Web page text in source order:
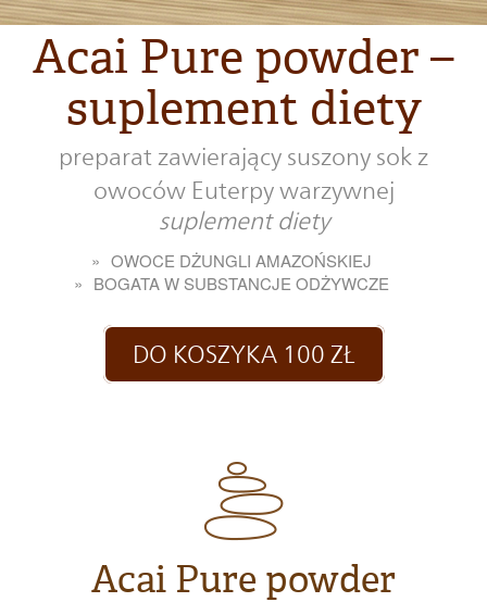
Acai Pure powder –
suplement diety
preparat zawierający suszony sok z
owoców Euterpy warzywnej
suplement diety
OWOCE DŻUNGLI AMAZOŃSKIEJ
BOGATA W SUBSTANCJE ODŻYWCZE
DO KOSZYKA 100 ZŁ
Acai Pure powder